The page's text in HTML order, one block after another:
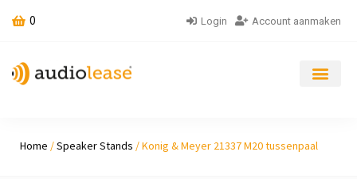
0 Login Account aanmaken
Home /Speaker Stands / Konig & Meyer 21337 M20 tussenpaal